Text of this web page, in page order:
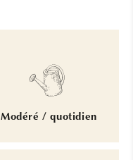
Modéré / quotidien